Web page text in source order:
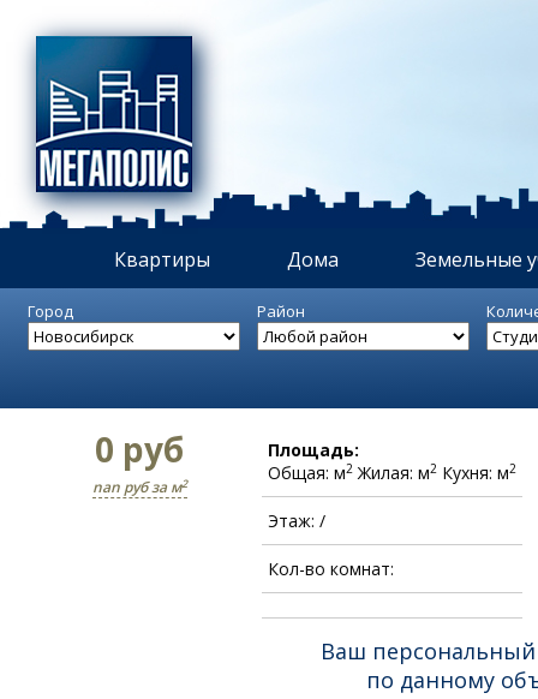
Квартиры Дома Земельные
Город Район
0 руб
nan руб за м2
Площадь:
Общая: м2Жилая: м2Кухня: м2
Этаж: /
Кол-во комнат:
Ваш
по данному